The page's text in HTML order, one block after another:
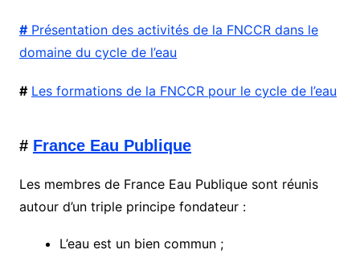
# Présentation des activités de la FNCCR dans le
domaine du cycle de l’eau
# Les formations de la FNCCR pour le cycle de l’eau
# France Eau Publique
Les membres de France Eau Publique sont réunis
autour d’un triple principe fondateur :
L’eau est un bien commun ;